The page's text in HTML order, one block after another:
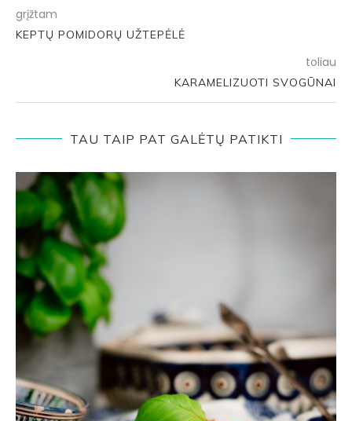
grįžtam
KEPTŲ POMIDORŲ UŽTEPĖLĖ
toliau
KARAMELIZUOTI SVOGŪNAI
TAU TAIP PAT GALĖTŲ PATIKTI